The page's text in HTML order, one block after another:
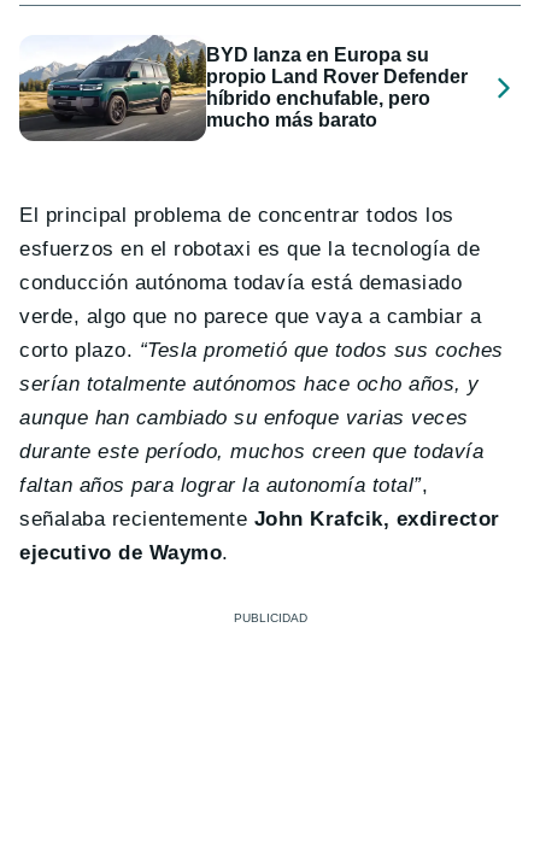
BYD lanza en Europa su
propio Land Rover Defender
híbrido enchufable, pero
mucho más barato
El principal problema de concentrar todos los
esfuerzos en el robotaxi es que la tecnología de
conducción autónoma todavía está demasiado
verde, algo que no parece que vaya a cambiar a
corto plazo. “Tesla prometió que todos sus coches
serían totalmente autónomos hace ocho años, y
aunque han cambiado su enfoque varias veces
durante este período, muchos creen que todavía
faltan años para lograr la autonomía total”,
señalaba recientemente John Krafcik, exdirector
ejecutivo de Waymo.